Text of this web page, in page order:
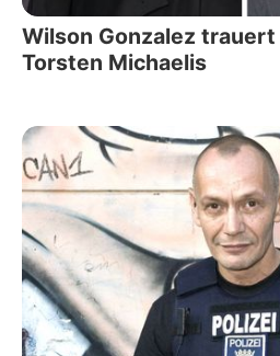
Wilson Gonzalez
Torsten Michaelis